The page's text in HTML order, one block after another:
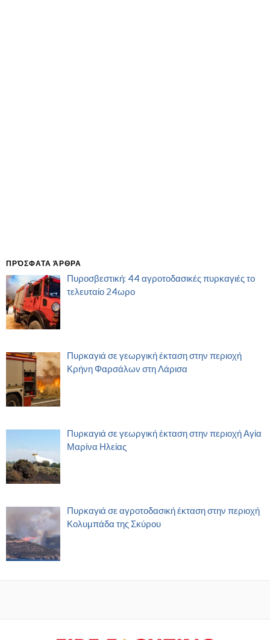
ΠΡΌΣΦΑΤΑ ΆΡΘΡΑ
Πυροσβεστική: 44 αγροτοδασικές πυρκαγιές το
τελευταίο 24ωρο
Πυρκαγιά σε γεωργική έκταση στην περιοχή
Κρήνη Φαρσάλων στη Λάρισα
Πυρκαγιά σε γεωργική έκταση στην περιοχή Αγία
Μαρίνα Ηλείας
Πυρκαγιά σε αγροτοδασική έκταση στην περιοχή
Κολυμπάδα της Σκύρου